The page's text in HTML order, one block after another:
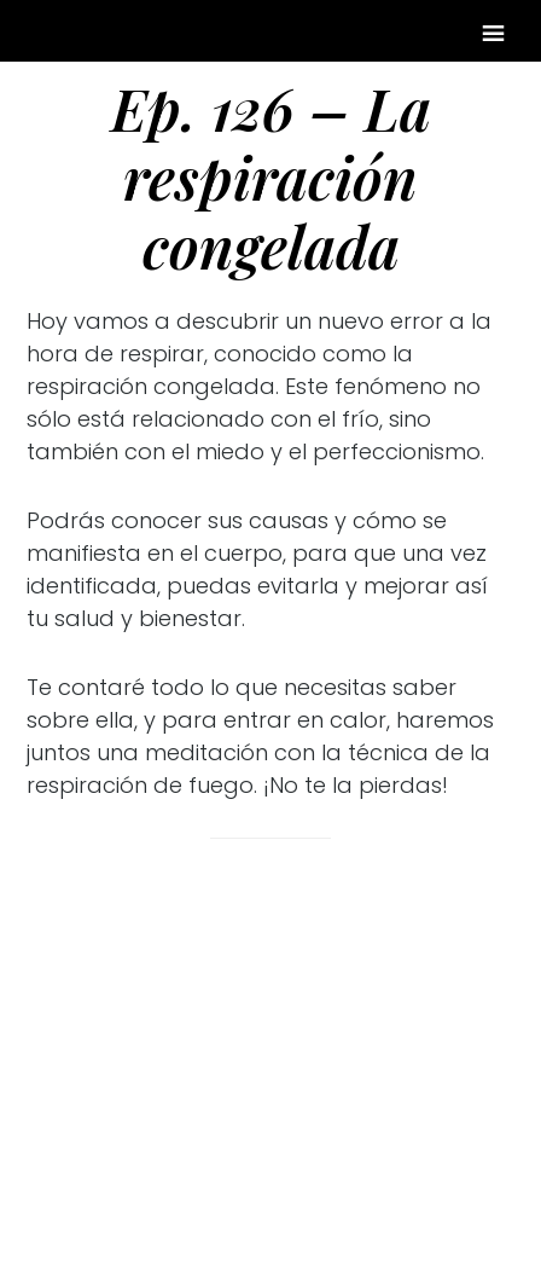
Ep. 126 – La
respiración
congelada
Hoy vamos a descubrir un nuevo error a la
hora de respirar, conocido como la
respiración congelada. Este fenómeno no
sólo está relacionado con el frío, sino
también con el miedo y el perfeccionismo.
Podrás conocer sus causas y cómo se
manifiesta en el cuerpo, para que una vez
identificada, puedas evitarla y mejorar así
tu salud y bienestar.
Te contaré todo lo que necesitas saber
sobre ella, y para entrar en calor, haremos
juntos una meditación con la técnica de la
respiración de fuego. ¡No te la pierdas!